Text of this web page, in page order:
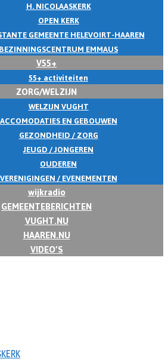
H. NICOLAASKERK
OPEN KERK
GEMEENTE HELEVOIRT-HAAREN
EMMAUS
V55+
55+ activiteiten
ZORG/WELZIJN
WELZIJN VUGHT
ACCOMODATIES EN GEBOUWEN
GEZONDHEID / ZORG
JEUGD / JONGEREN
OUDEREN
VERENIGINGEN / EVENEMENTEN
wijkradio
GEMEENTEBERICHTEN
VUGHT.NU
HAAREN.NU
VIDEO’S